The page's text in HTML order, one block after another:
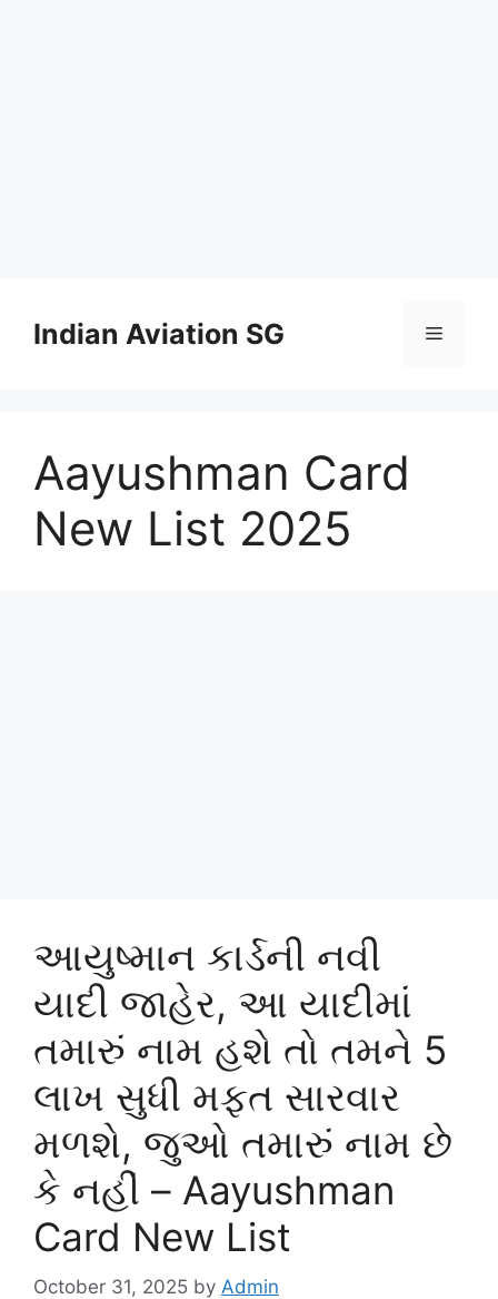
contentIndian Aviation SG Menu
Aayushman Card
New List 2025
આયુષ્માન કાર્ડની નવી
યાદી જાહેર, આ યાદીમાં
તમારું નામ હશે તો તમને 5
લાખ સુધી મફત સારવાર
મળશે, જુઓ તમારું નામ છે
કે નહીં – Aayushman
Card New List
October 31, 2025 by Admin